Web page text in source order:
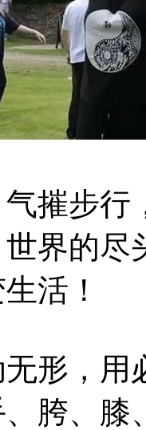
步行
界的尽
活！
，用
胯、